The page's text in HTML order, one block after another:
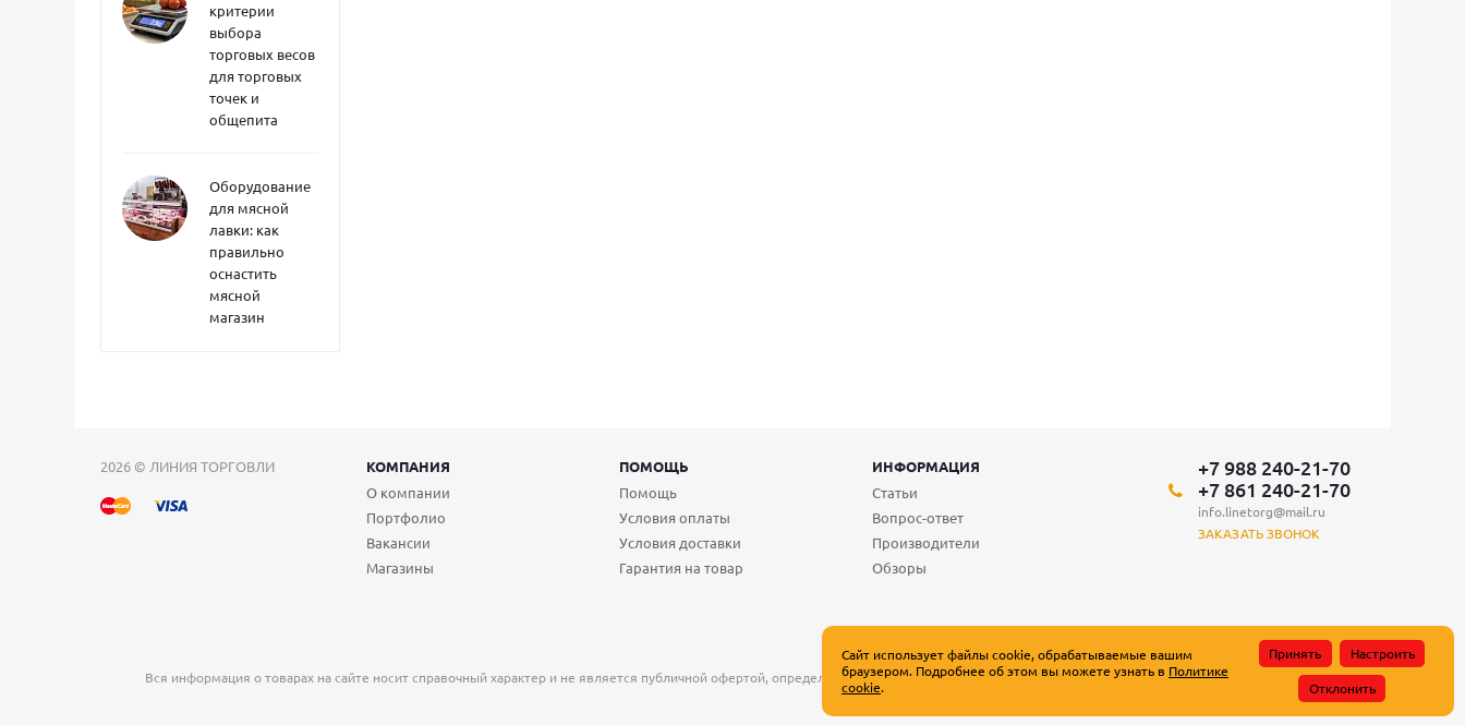
критерии
выбора
торговых весов
для торговых
точек и
общепита
Оборудование
для мясной
лавки: как
правильно
оснастить
мясной
магазин
2026 © ЛИНИЯ ТОРГОВЛИ КОМПАНИЯ ПОМОЩЬ
ИНФОРМАЦИЯ
О компании
Портфолио
Вакансии
Магазины
Помощь
Условия оплаты
Условия доставки
Гарантия на товар
Статьи
Вопрос-ответ
Производители
Обзоры
+7 988 240-21-70
+7 861 240-21-70
info.linetorg@mail.ru
ЗАКАЗАТЬ ЗВОНОК
Вся информация о товарах на сайте носит справочный характер и не является публичной офертой, определяемой положениями Статьи 437 Гражданского кодекса Российской Федерации.
Сайт использует файлы cookie, обрабатываемые вашим
браузером. Подробнее об этом вы можете узнать в Политике
cookie.
Принять
Настроить
Отклонить